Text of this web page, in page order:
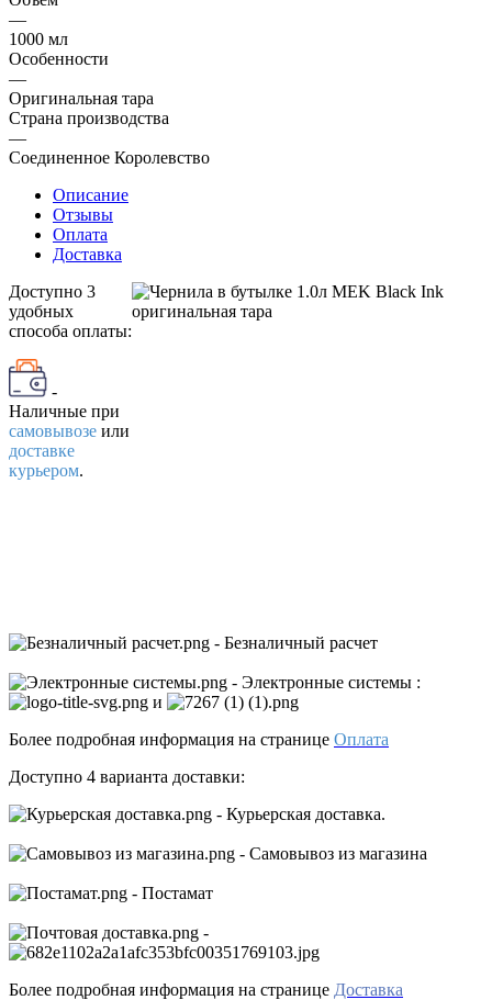
—
1000 мл
Особенности
—
Оригинальная тара
Страна производства
—
Соединенное Королевство
Описание
Отзывы
Оплата
Доставка
Доступно 3
удобных
способа оплаты:
-
Наличные при
самовывозе или
доставке
курьером.
- Безналичный расчет
- Электронные системы :
и
Более подробная информация на странице Оплата
Доступно 4 варианта доставки:
- Курьерская доставка.
- Самовывоз из магазина
- Постамат
-
Более подробная информация на странице Доставка